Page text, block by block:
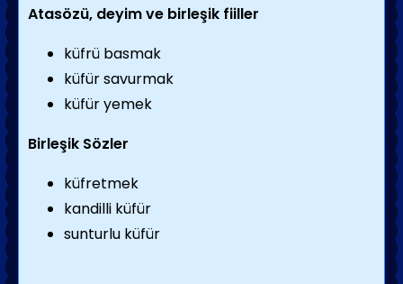
Atasözü, deyim ve birleşik fiiller
küfrü basmak
küfür savurmak
küfür yemek
Birleşik Sözler
küfretmek
kandilli küfür
sunturlu küfür